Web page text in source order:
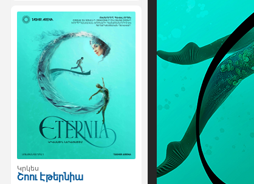
Կրկես
Շոու Էթերնիա